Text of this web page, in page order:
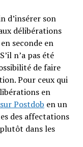
d’insérer son
délibérations
seconde en
n’a pas été
de faire
Pour ceux qui
en
Postdob en un
des affectations
dans les